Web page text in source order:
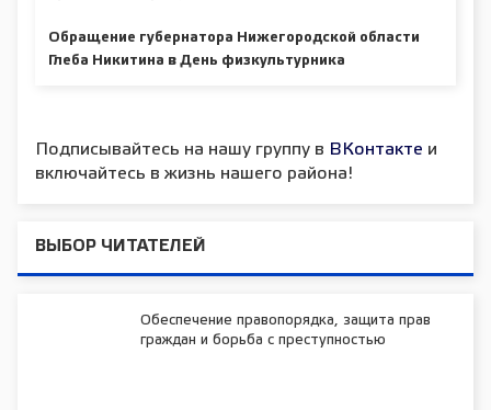
Обращение губернатора Нижегородской области
Глеба Никитина в День физкультурника
Подписывайтесь на нашу группу в ВКонтакте и
включайтесь в жизнь нашего района!
ВЫБОР ЧИТАТЕЛЕЙ
Обеспечение правопорядка, защита прав
граждан и борьба с преступностью